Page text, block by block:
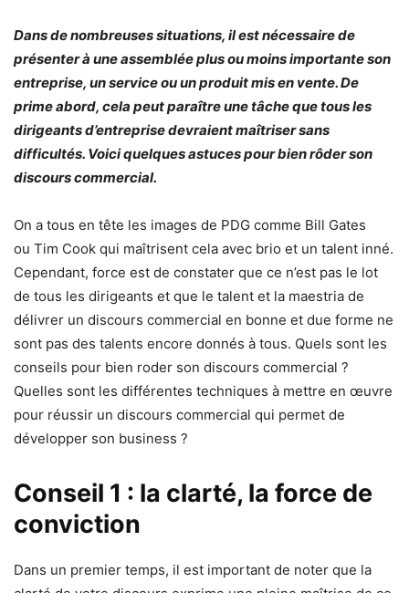
Dans de nombreuses situations, il est nécessaire de
présenter à une assemblée plus ou moins importante son
entreprise, un service ou un produit mis en vente. De
prime abord, cela peut paraître une tâche que tous les
dirigeants d’entreprise devraient maîtriser sans
difficultés. Voici quelques astuces pour bien rôder son
discours commercial.
On a tous en tête les images de PDG comme Bill Gates
ou Tim Cook qui maîtrisent cela avec brio et un talent inné.
Cependant, force est de constater que ce n’est pas le lot
de tous les dirigeants et que le talent et la maestria de
délivrer un discours commercial en bonne et due forme ne
sont pas des talents encore donnés à tous. Quels sont les
conseils pour bien roder son discours commercial ?
Quelles sont les différentes techniques à mettre en œuvre
pour réussir un discours commercial qui permet de
développer son business ?
Conseil 1 : la clarté, la force de
conviction
Dans un premier temps, il est important de noter que la